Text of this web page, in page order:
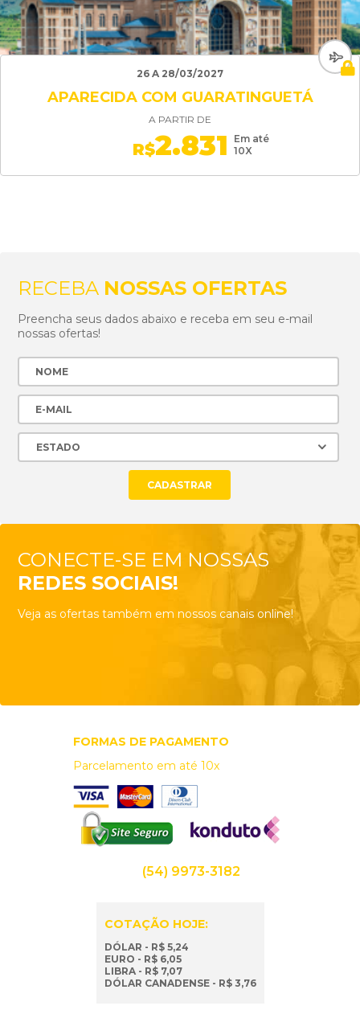
26 A 28/03/2027
APARECIDA COM GUARATINGUETÁ
A PARTIR DE
R$2.831
Em até
10X
RECEBA NOSSAS OFERTAS
Preencha seus dados abaixo e receba em seu e-mail
nossas ofertas!
CONECTE-SE EM NOSSAS
REDES SOCIAIS!
Veja as ofertas também em nossos canais online!
FORMAS DE PAGAMENTO
Parcelamento em até 10x
(54) 9973-3182
COTAÇÃO HOJE:
DÓLAR - R$ 5,24
EURO - R$ 6,05
LIBRA - R$ 7,07
DÓLAR CANADENSE - R$ 3,76